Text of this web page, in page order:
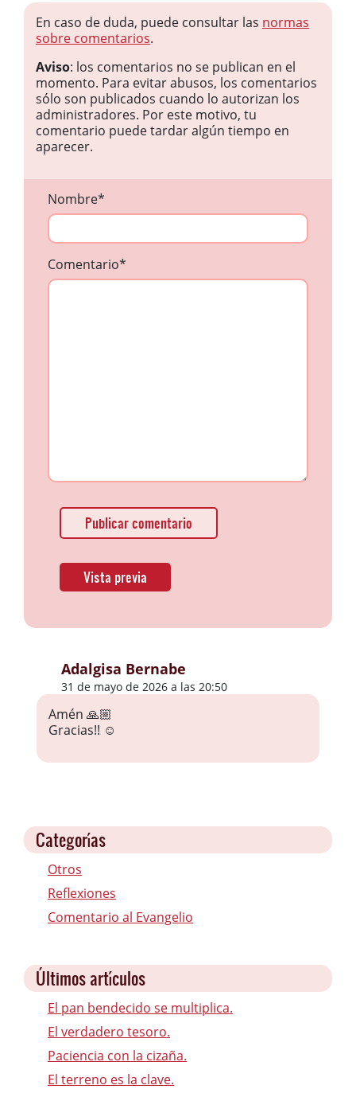
En caso de duda, puede consultar las normas
sobre comentarios.
Aviso: los comentarios no se publican en el
momento. Para evitar abusos, los comentarios
sólo son publicados cuando lo autorizan los
administradores. Por este motivo, tu
comentario puede tardar algún tiempo en
aparecer.
Nombre*
Comentario*
Adalgisa Bernabe
31 de mayo de 2026 a las 20:50
Amén 🙏🏼
Gracias!! ☺️
Categorías
Otros
Reflexiones
Comentario al Evangelio
Últimos artículos
El pan bendecido se multiplica.
El verdadero tesoro.
Paciencia con la cizaña.
El terreno es la clave.